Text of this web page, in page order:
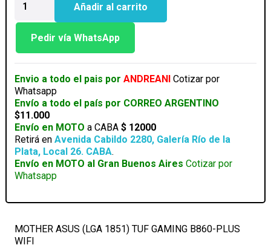
ASUS
(LGA
1851)
PLUS
WIFI
cantidad
Añadir al carrito
Pedir vía WhatsApp
Envio a todo el pais por ANDREANI Cotizar por
Whatsapp
Envío a todo el país por CORREO ARGENTINO
$11.000
Envío en MOTO a CABA$ 12000
Retirá enAvenida Cabildo 2280, Galería Río de la
Plata, Local 26. CABA.
Envío en MOTO al Gran Buenos Aires Cotizar por
Whatsapp
MOTHER ASUS (LGA 1851) TUF GAMING B860-PLUS
WIFI